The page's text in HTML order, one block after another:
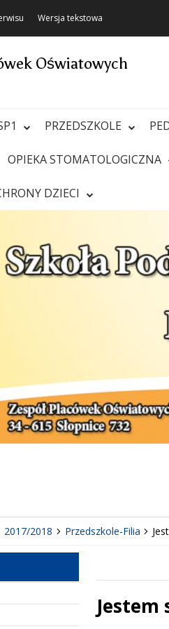
Wersja tekstowa
Oświatowych
PRZEDSZKOLE
OPIEKA STOMATOLOGICZNA
DZIECI
2017/2018 Przedszkole-Filia
Jestem